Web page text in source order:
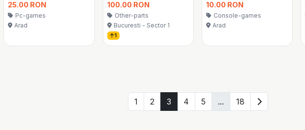
25.00 RON
Pc-games
Arad
100.00 RON
Other-parts
Bucuresti - Sector 1
1
10.00 RON
Console-games
Arad
1 2 3 4 5 ... 18